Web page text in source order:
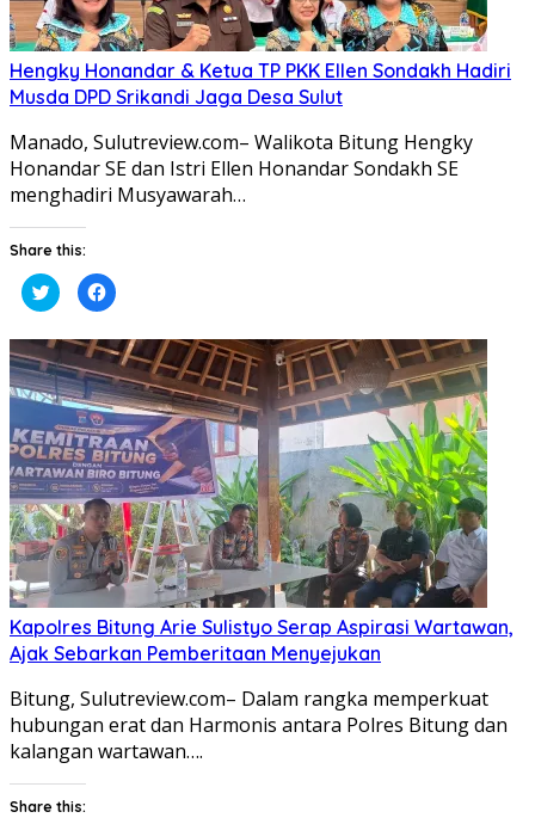
Hengky Honandar & Ketua TP PKK Ellen Sondakh Hadiri
Musda DPD Srikandi Jaga Desa Sulut
Manado, Sulutreview.com– Walikota Bitung Hengky
Honandar SE dan Istri Ellen Honandar Sondakh SE
menghadiri Musyawarah…
Share this:
Klik
untuk
berbagi
Twitter(Membuka
di
jendela
yang
baru)
Klik
untuk
Facebook(Membuka
di
jendela
yang
baru)
Kapolres Bitung Arie Sulistyo Serap Aspirasi Wartawan,
Ajak Sebarkan Pemberitaan Menyejukan
Bitung, Sulutreview.com– Dalam rangka memperkuat
hubungan erat dan Harmonis antara Polres Bitung dan
kalangan wartawan….
Share this: